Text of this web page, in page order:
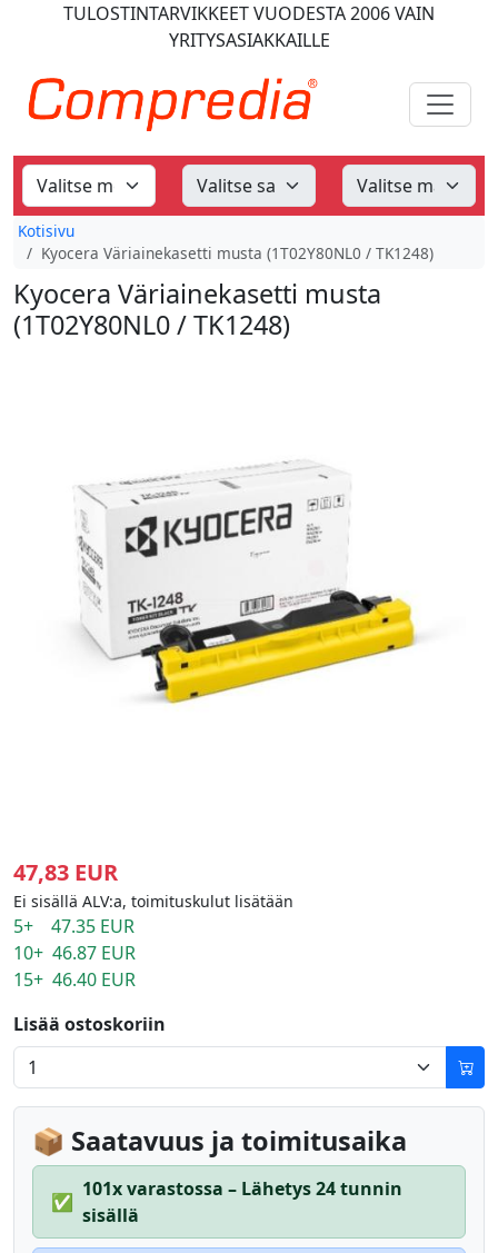
TULOSTINTARVIKKEETVUODESTA 2006VAIN
YRITYSASIAKKAILLE
Kotisivu
Kyocera Väriainekasetti musta (1T02Y80NL0 / TK1248)
Kyocera Väriainekasetti musta
(1T02Y80NL0 / TK1248)
47,83 EUR
Ei sisällä ALV:a, toimituskulut lisätään
5+ 47.35 EUR
10+ 46.87 EUR
15+ 46.40 EUR
Lisää ostoskoriin
📦 Saatavuus ja toimitusaika
✅
101x varastossa – Lähetys 24 tunnin
sisällä